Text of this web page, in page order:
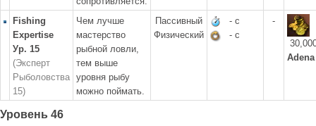
Fishing
Expertise
Ур. 15
(Эксперт
Рыболовства
15)
Чем лучше
мастерство
рыбной ловли,
тем выше
уровня рыбу
можно поймать.
Пассивный
Физический
- с
- с
-
Adena
Уровень 46